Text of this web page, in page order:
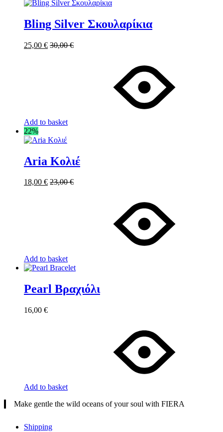
Bling Silver Σκουλαρίκια
25,00 € 30,00€
Add to basket
22%
Aria Κολιέ
18,00 € 23,00€
Add to basket
Pearl Βραχιόλι
16,00 €
Add to basket
Make gentle the wild oceans of your soul with FIERA
Shipping